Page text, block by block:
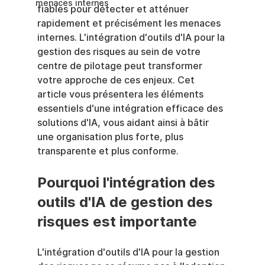
menaces internes
fiables pour détecter et atténuer
rapidement et précisément les menaces
internes. L'intégration d'outils d'IA pour la
gestion des risques au sein de votre
centre de pilotage peut transformer
votre approche de ces enjeux. Cet
article vous présentera les éléments
essentiels d'une intégration efficace des
solutions d'IA, vous aidant ainsi à bâtir
une organisation plus forte, plus
transparente et plus conforme.
Pourquoi l'intégration des
outils d'IA de gestion des
risques est importante
L'intégration d'outils d'IA pour la gestion